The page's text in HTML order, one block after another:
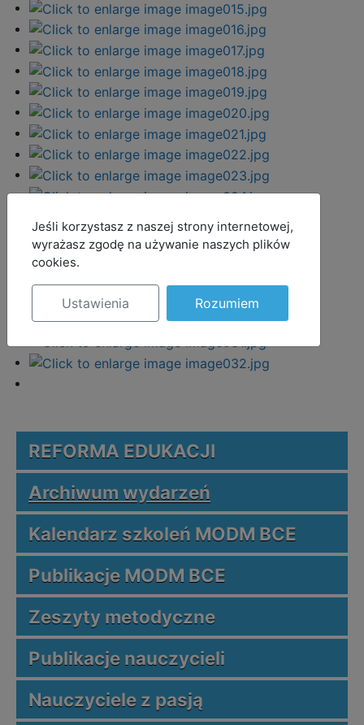
REFORMA EDUKACJI
Archiwum wydarzeń
Kalendarz szkoleń MODM BCE
Publikacje MODM BCE
Zeszyty metodyczne
Publikacje nauczycieli
Nauczyciele z pasją
MOD_JBCOOKIES_LANG_HEADER_DEFAULT
Jeśli korzystasz z naszej strony internetowej,
wyrażasz zgodę na używanie naszych plików
cookies.
Ustawienia Rozumiem